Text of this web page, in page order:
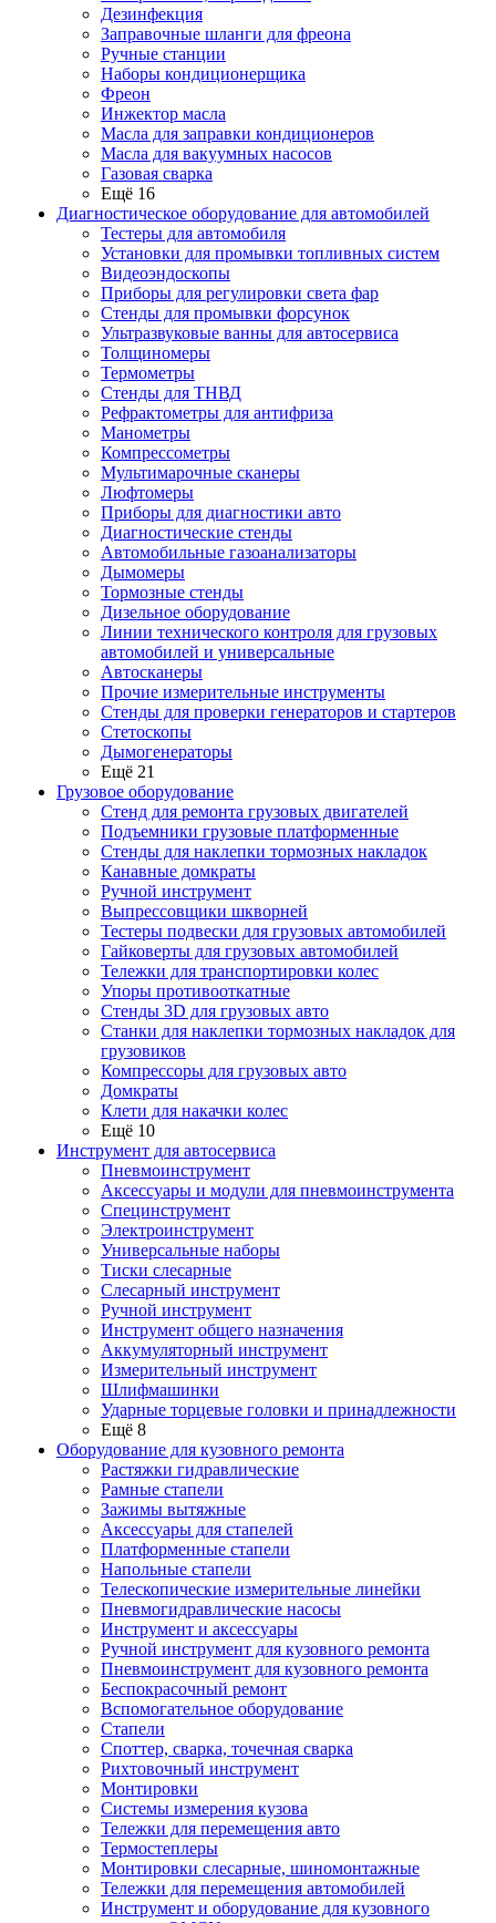
Дезинфекция
Заправочные шланги для фреона
Ручные станции
Наборы кондиционерщика
Фреон
Инжектор масла
Масла для заправки кондиционеров
Масла для вакуумных насосов
Газовая сварка
Ещё 16
Диагностическое оборудование для автомобилей
Тестеры для автомобиля
Установки для промывки топливных систем
Видеоэндоскопы
Приборы для регулировки света фар
Стенды для промывки форсунок
Ультразвуковые ванны для автосервиса
Толщиномеры
Термометры
Стенды для ТНВД
Рефрактометры для антифриза
Манометры
Компрессометры
Мультимарочные сканеры
Люфтомеры
Приборы для диагностики авто
Диагностические стенды
Автомобильные газоанализаторы
Дымомеры
Тормозные стенды
Дизельное оборудование
Линии технического контроля для грузовых
автомобилей и универсальные
Автосканеры
Прочие измерительные инструменты
Стенды для проверки генераторов и стартеров
Стетоскопы
Дымогенераторы
Ещё 21
Грузовое оборудование
Стенд для ремонта грузовых двигателей
Подъемники грузовые платформенные
Стенды для наклепки тормозных накладок
Канавные домкраты
Ручной инструмент
Выпрессовщики шкворней
Тестеры подвески для грузовых автомобилей
Гайковерты для грузовых автомобилей
Тележки для транспортировки колес
Упоры противооткатные
Стенды 3D для грузовых авто
Станки для наклепки тормозных накладок для
грузовиков
Компрессоры для грузовых авто
Домкраты
Клети для накачки колес
Ещё 10
Инструмент для автосервиса
Пневмоинструмент
Аксессуары и модули для пневмоинструмента
Специнструмент
Электроинструмент
Универсальные наборы
Тиски слесарные
Слесарный инструмент
Ручной инструмент
Инструмент общего назначения
Аккумуляторный инструмент
Измерительный инструмент
Шлифмашинки
Ударные торцевые головки и принадлежности
Ещё 8
Оборудование для кузовного ремонта
Растяжки гидравлические
Рамные стапели
Зажимы вытяжные
Аксессуары для стапелей
Платформенные стапели
Напольные стапели
Телескопические измерительные линейки
Пневмогидравлические насосы
Инструмент и аксессуары
Ручной инструмент для кузовного ремонта
Пневмоинструмент для кузовного ремонта
Беспокрасочный ремонт
Вспомогательное оборудование
Стапели
Споттер, сварка, точечная сварка
Рихтовочный инструмент
Монтировки
Системы измерения кузова
Тележки для перемещения авто
Термостеплеры
Монтировки слесарные, шиномонтажные
Тележки для перемещения автомобилей
Инструмент и оборудование для кузовного